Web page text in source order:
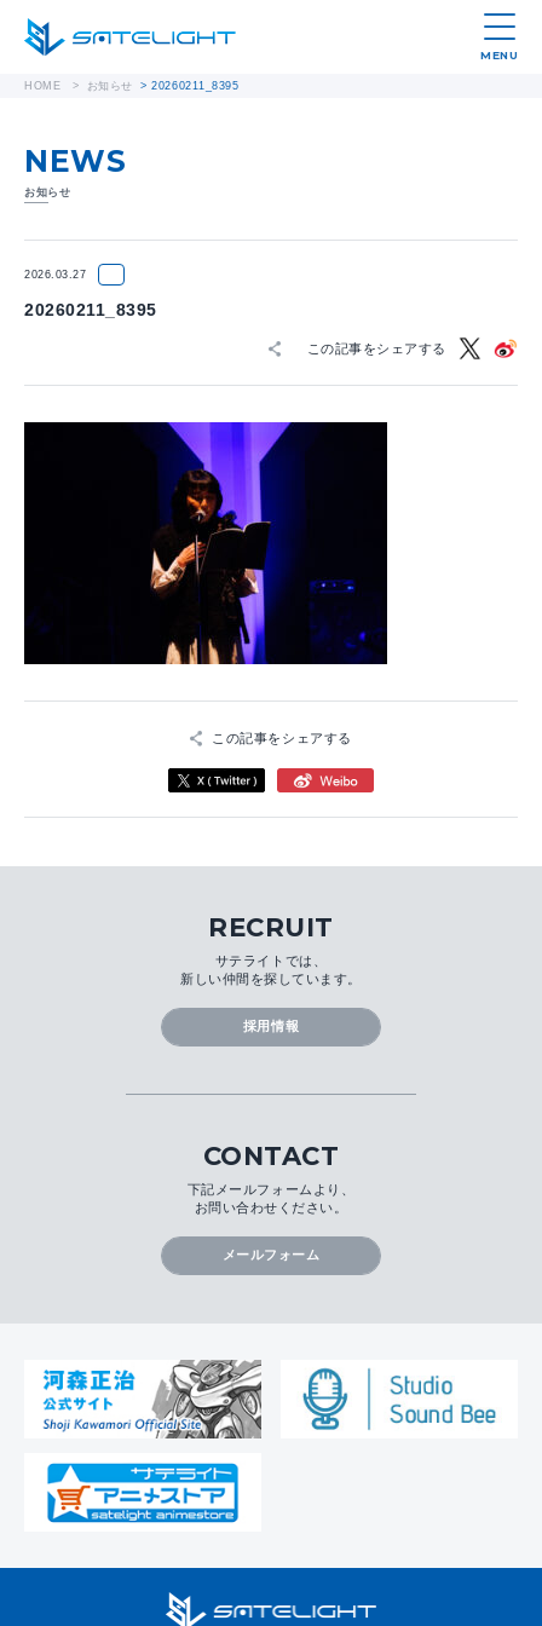
MENU
HOME > お知らせ >20260211_8395
NEWS
お知らせ
2026.03.27
20260211_8395
この記事をシェアする
この記事をシェアする
RECRUIT
サテライトでは、
新しい仲間を探しています。
採用情報
CONTACT
下記メールフォームより、
お問い合わせください。
メールフォーム